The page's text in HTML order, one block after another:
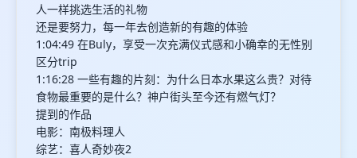
人一样挑选生活的礼物
还是要努力，每一年去创造新的有趣的体验
1:04:49 在Buly，享受一次充满仪式感和小确幸的无性别
区分trip
1:16:28 一些有趣的片刻：为什么日本水果这么贵？对待
食物最重要的是什么？神户街头至今还有燃气灯？
提到的作品
电影：南极料理人
综艺：喜人奇妙夜2